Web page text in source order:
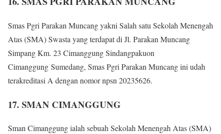
Smas Pgri Parakan Muncang yakni Salah satu Sekolah Menengah
Atas (SMA) Swasta yang terdapat di Jl. Parakan Muncang
Simpang Km. 23 Cimanggung Sindangpakuon
Cimanggung Sumedang, Smas Pgri Parakan Muncang ini udah
terakreditasi A dengan nomor npsn 20235626.
17. SMAN CIMANGGUNG
Sman Cimanggung ialah sebuah Sekolah Menengah Atas (SMA)